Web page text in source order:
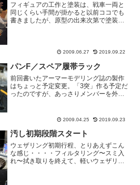
フィギュアの工作と塗装は、戦車一両と
同じくらい手間が掛かると以前ココでも
書きましたが、原型の出来次第で塗装の
した。原型製作... 2009.06.27 2019.09.22
パンF／スペア履帯ラック
前回書いたアーマーモデリング誌の製作
はちょっと予定変更。「3突」作る予定だ
ったのですが、あっさりメンバーを外さ
「好きなモン好きに作ったらイイかん
2009.04.25 2019.09.23
汚し初期段階スタート
ウェザリング初期行程、とりあえずこん
な感じ・・・・フィルタリング〜スミ入
れ〜拭き取りを終えて、軽いウェザリン